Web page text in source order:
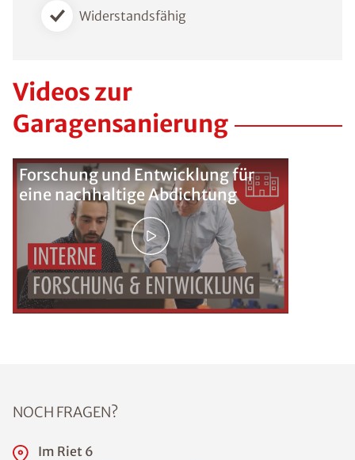
Widerstandsfähig
Videos zur
Garagensanierung
Forschung und Entwicklung für
eine nachhaltige Abdichtung
NOCH FRAGEN?
Im Riet 6